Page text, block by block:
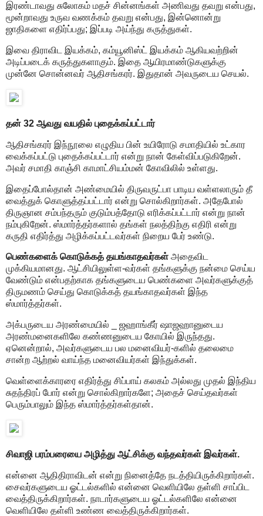
இரண்டாவது சுலோகம் மதச் சின்னங்கள் அணிவது தவறு என்பது,
மூன்றாவது உருவ வணக்கம் தவறு என்பது, இன்னொன்று
ஜாதிகளை எதிர்ப்பது; இப்படி அய்ந்து கருத்துகள்.
இவை திராவிட இயக்கம், கம்யூனிஸ்ட் இயக்கம் ஆகியவற்றின்
அடிப்படைக் கருத்துகளாகும். இதை ஆயிரமாண்டுகளுக்கு
முன்னே சொன்னவர் ஆதிசங்கரர். இதுதான் அவருடைய செயல்.
தன் 32 ஆவது வயதில் புதைக்கப்பட்டார்
ஆதிசங்கரர் இந்நூலை எழுதிய பின் உயிரோடு சமாதியில் உட்கார
வைக்கப்பட்டு புதைக்கப்பட்டார் என்று நான் கேள்விப்படுகிறேன்.
அவர் சமாதி காஞ்சி காமாட்சியம்மன் கோவிலில் உள்ளது.
இதைப்போல்தான் அண்மையில் திருவருட்பா பாடிய வள்ளலாரும் தீ
வைத்துக் கொளுத்தப்பட்டார் என்று சொல்கிறார்கள். அதேபோல்
திருஞான சம்பந்தரும் குடும்பத்தோடு எரிக்கப்பட்டார் என்று நான்
நம்புகிறேன். ஸ்மார்த்தர்களால் தங்கள் நலத்திற்கு எதிரி என்று
கருதி எதிர்த்து அழிக்கப்பட்டவர்கள் நிறைய பேர் உண்டு.
பெண்களைக் கொடுக்கத் தயங்காதவர்கள் அதைவிட
முக்கியமானது. ஆட்சியிலுள்ள-வர்கள் தங்களுக்கு நன்மை செய்ய
வேண்டும் என்பதற்காக தங்களுடைய பெண்களை அவர்களுக்குத்
திருமணம் செய்து கொடுக்கத் தயங்காதவர்கள் இந்த
ஸ்மார்த்தர்கள்.
அக்பருடைய அரண்மையில் _ ஜஹாங்கீர் ஷாஜஹானுடைய
அரண்மனைகளிலே கண்ணனுடைய கோயில் இருந்தது.
ஏனென்றால், அவர்களுடைய பல மனைவியர்-களில் தலைமை
சான்ற ஆற்றல் வாய்ந்த மனைவியர்கள் இந்துக்கள்.
வெள்ளைக்காரரை எதிர்த்து சிப்பாய் கலகம் அல்லது முதல் இந்திய
சுதந்திரப் போர் என்று சொல்கிறார்களே; அதைச் செய்தவர்கள்
பெரும்பாலும் இந்த ஸ்மார்த்தர்கள்தான்.
சிவாஜி பரம்பரையை அழித்து ஆட்சிக்கு வந்தவர்கள் இவர்கள்.
என்னை ஆதிதிராவிடன் என்று நினைத்தே நடத்தியிருக்கிறார்கள்.
சைவர்களுடைய ஓட்டல்களில் என்னை வெளியிலே தள்ளி சாப்பிட
வைத்திருக்கிறார்கள். நாடார்களுடைய ஓட்டல்களிலே என்னை
வெளியிலே தள்ளி உண்ண வைத்திருக்கிறார்கள்.